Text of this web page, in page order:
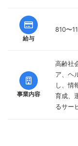
給与
810〜
事業内容
高齢社
ア、ヘ
し、情
育成、
るサー